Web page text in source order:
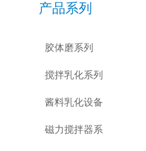
产品系列
胶体磨系列
搅拌乳化系列
酱料乳化设备
磁力搅拌器系